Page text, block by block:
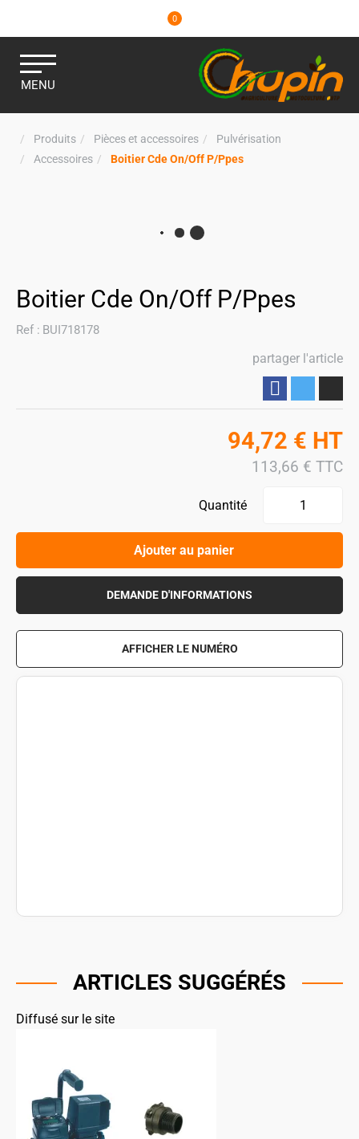
0
MENU
Produits Pièces et accessoires
Pulvérisation
Accessoires
Boitier Cde On/Off P/Ppes
Boitier Cde On/Off P/Ppes
Ref : BUI718178
partager l'article
94,72 € HT
113,66 € TTC
Quantité
Ajouter au panier
DEMANDE D'INFORMATIONS
AFFICHER LE NUMÉRO
ARTICLES SUGGÉRÉS
Diffusé sur le site